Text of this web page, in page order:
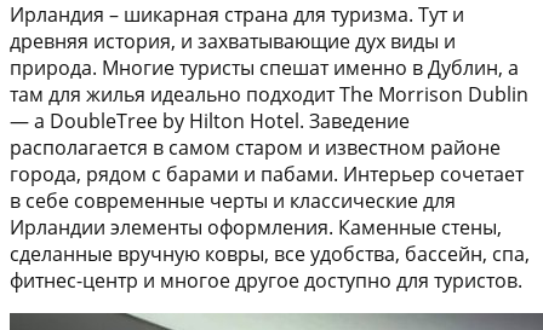
Ирландия – шикарная страна для туризма. Тут и
древняя история, и захватывающие дух виды и
природа. Многие туристы спешат именно в Дублин, а
там для жилья идеально подходит The Morrison Dublin
— a DoubleTree by Hilton Hotel. Заведение
располагается в самом старом и известном районе
города, рядом с барами и пабами. Интерьер сочетает
в себе современные черты и классические для
Ирландии элементы оформления. Каменные стены,
сделанные вручную ковры, все удобства, бассейн, спа,
фитнес-центр и многое другое доступно для туристов.